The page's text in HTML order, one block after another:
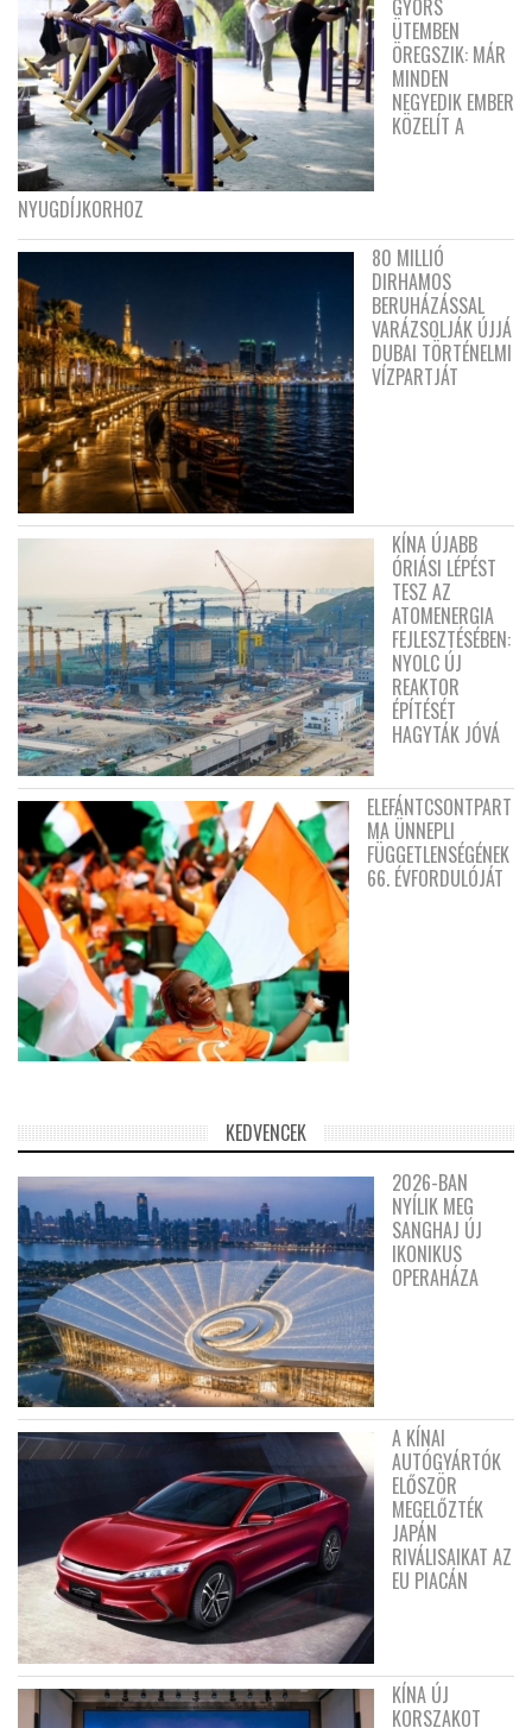
GYORS
ÜTEMBEN
ÖREGSZIK: MÁR
MINDEN
NEGYEDIK EMBER
KÖZELÍT A
NYUGDÍJKORHOZ
80 MILLIÓ
DIRHAMOS
BERUHÁZÁSSAL
VARÁZSOLJÁK ÚJJÁ
DUBAI TÖRTÉNELMI
VÍZPARTJÁT
KÍNA ÚJABB
ÓRIÁSI LÉPÉST
TESZ AZ
ATOMENERGIA
FEJLESZTÉSÉBEN:
NYOLC ÚJ
REAKTOR
ÉPÍTÉSÉT
HAGYTÁK JÓVÁ
ELEFÁNTCSONTPART
MA ÜNNEPLI
FÜGGETLENSÉGÉNEK
66. ÉVFORDULÓJÁT
KEDVENCEK
2026-BAN
NYÍLIK MEG
SANGHAJ ÚJ
IKONIKUS
OPERAHÁZA
A KÍNAI
AUTÓGYÁRTÓK
ELŐSZÖR
MEGELŐZTÉK
JAPÁN
RIVÁLISAIKAT AZ
EU PIACÁN
KÍNA ÚJ
KORSZAKOT